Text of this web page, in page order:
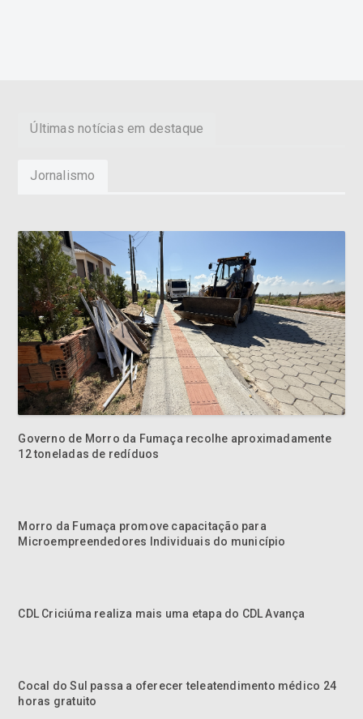
Últimas notícias em destaque
Jornalismo
Governo de Morro da Fumaça recolhe aproximadamente
12 toneladas de redíduos
Morro da Fumaça promove capacitação para
Microempreendedores Individuais do município
CDL Criciúma realiza mais uma etapa do CDL Avança
Cocal do Sul passa a oferecer teleatendimento médico 24
horas gratuito